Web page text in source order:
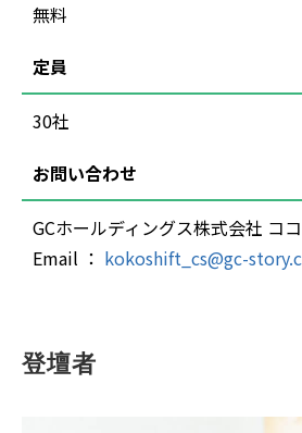
無料
定員
30社
お問い合わせ
GCホールディングス株式会社 コ
Email ： kokoshift_cs@gc-
登壇者